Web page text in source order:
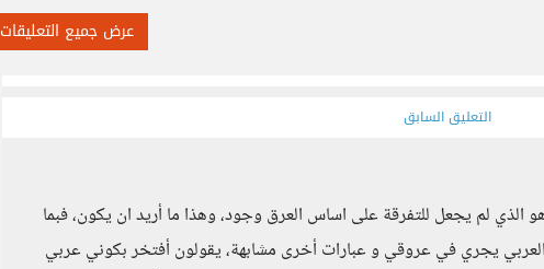
عرض جميع التعليقات
التعليق السابق
الذي لم يجعل للتفرقة على اساس العرق وجود، وهذا ما أريد ان يكون، فبما
العربي يجري في عروقي و عبارات أخرى مشابهة، يقولون أفتخر بكوني عربي